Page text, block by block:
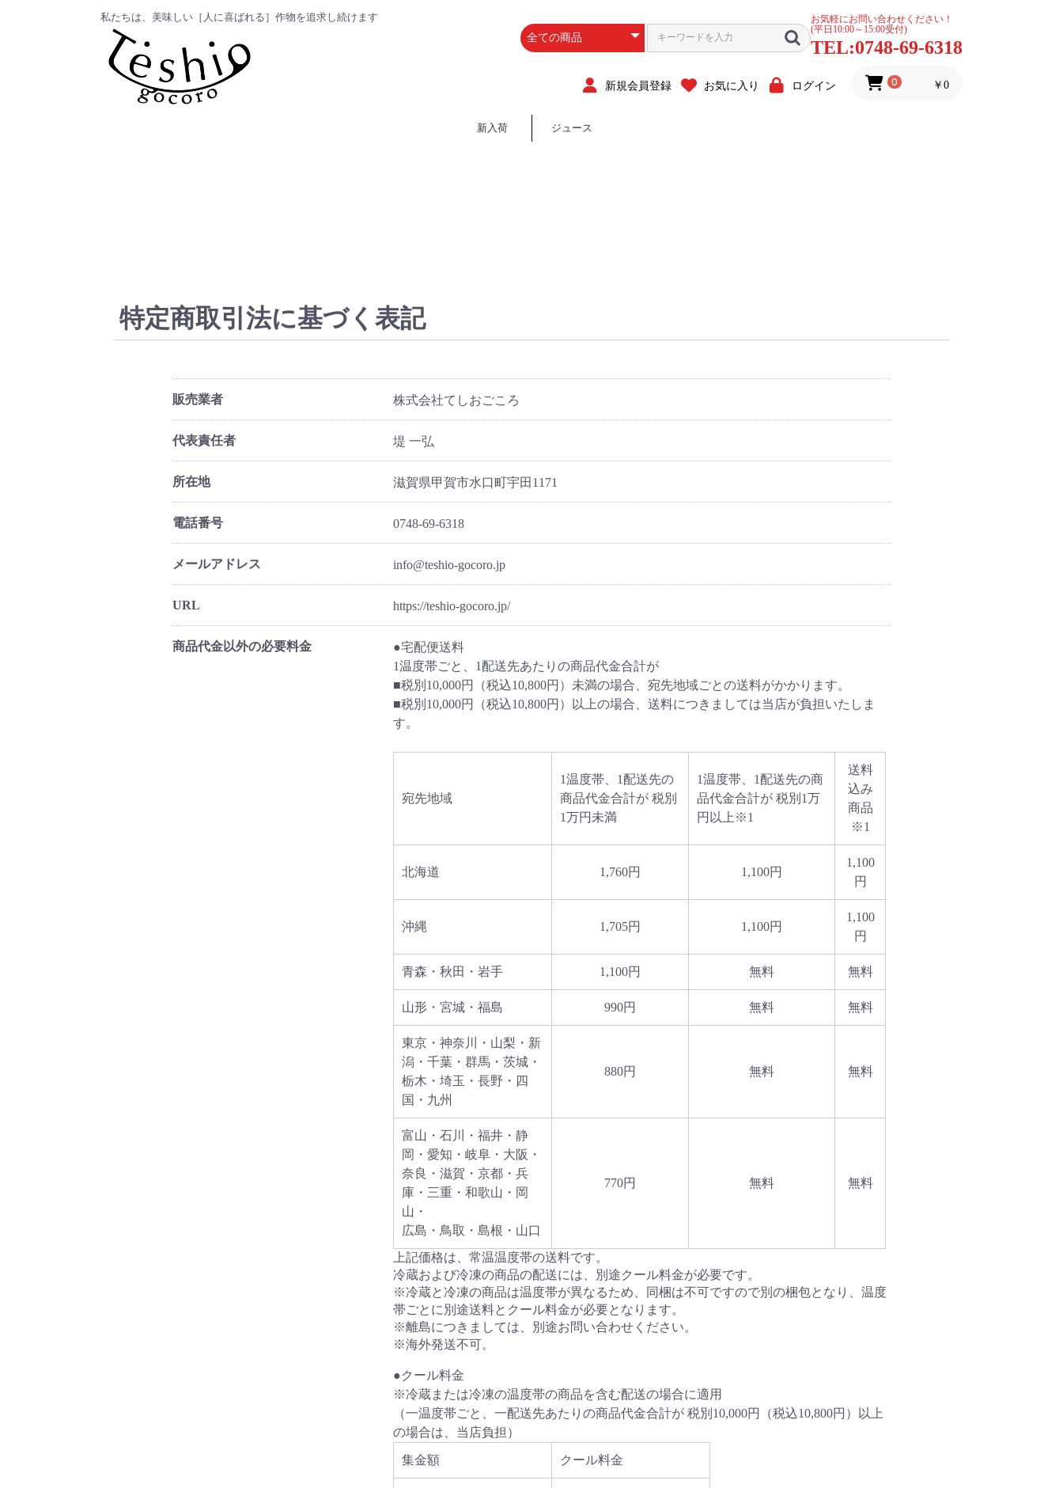
私たちは、美味しい［人に喜ばれる］作物を追求し続けます
お気軽にお問い合わせください！
(平日10:00～15:00受付)
TEL:0748-69-6318
新規会員登録 お気に入り ログイン 0 ￥0
新入荷 ジュース
ジュース
特定商取引法に基づく表記
販売業者 株式会社てしおごころ
代表責任者 堤 一弘
所在地 滋賀県甲賀市水口町宇田1171
電話番号 0748-69-6318
メールアドレス info@teshio-gocoro.jp
URL https://teshio-gocoro.jp/
商品代金以外の必要料金
●宅配便送料
1温度帯ごと、1配送先あたりの商品代金合計が
■税別10,000円（税込10,800円）未満の場合、宛先地域ごとの送料がかかります。
■税別10,000円（税込10,800円）以上の場合、送料につきましては当店が負担いたしま
す。
宛先地域
1温度帯、1配送先の
商品代金合計が 税別
1万円未満
1温度帯、1配送先の商
品代金合計が 税別1万
円以上※1
送料
込み
商品
※1
北海道 1,760円 1,100円
1,100
円
沖縄 1,705円 1,100円
1,100
円
青森・秋田・岩手 1,100円 無料 無料
山形・宮城・福島 990円 無料 無料
東京・神奈川・山梨・新
潟・千葉・群馬・茨城・
栃木・埼玉・長野・四
国・九州
880円 無料 無料
富山・石川・福井・静
岡・愛知・岐阜・大阪・
奈良・滋賀・京都・兵
庫・三重・和歌山・岡
山・
広島・鳥取・島根・山口
770円 無料 無料
上記価格は、常温温度帯の送料です。
冷蔵および冷凍の商品の配送には、別途クール料金が必要です。
※冷蔵と冷凍の商品は温度帯が異なるため、同梱は不可ですので別の梱包となり、温度
帯ごとに別途送料とクール料金が必要となります。
※離島につきましては、別途お問い合わせください。
※海外発送不可。
●クール料金
※冷蔵または冷凍の温度帯の商品を含む配送の場合に適用
（一温度帯ごと、一配送先あたりの商品代金合計が 税別10,000円（税込10,800円）以上
の場合は、当店負担）
集金額 クール料金